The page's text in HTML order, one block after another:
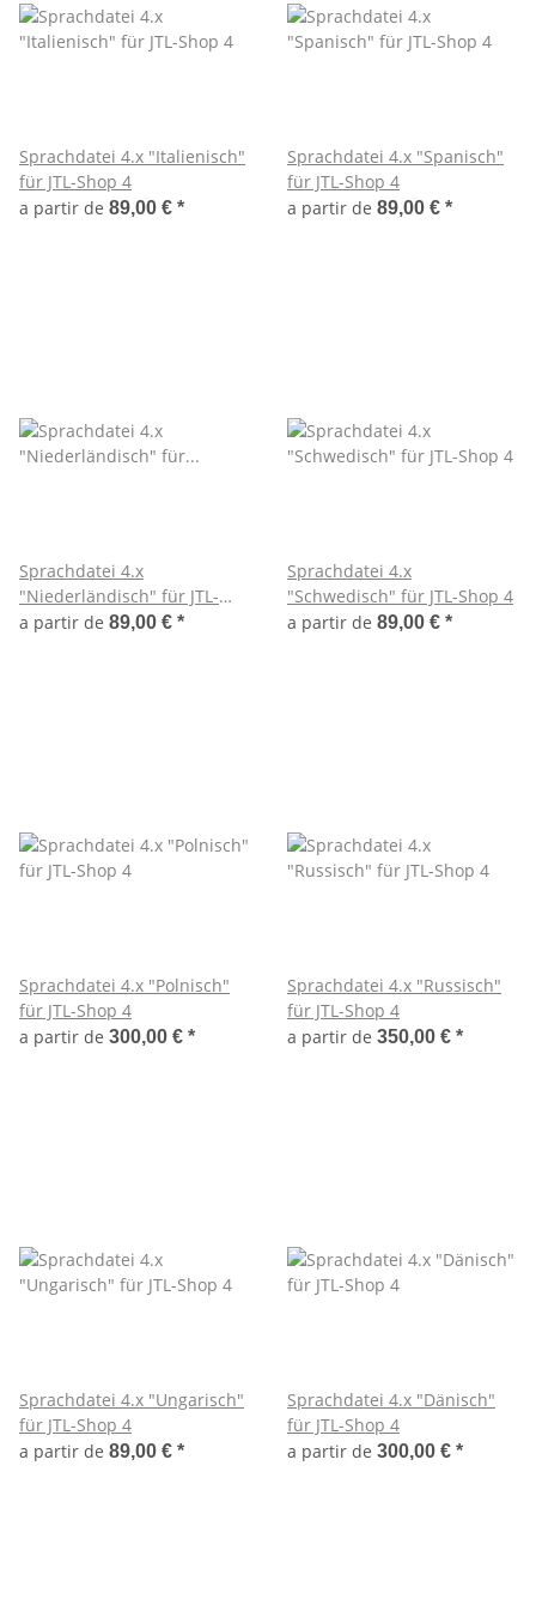
Sprachdatei 4.x "Italienisch"
für JTL-Shop 4
a partir de 89,00 € *
Sprachdatei 4.x "Spanisch"
für JTL-Shop 4
a partir de 89,00 € *
Sprachdatei 4.x
"Niederländisch" für JTL-
Shop 4
a partir de 89,00 € *
Sprachdatei 4.x
"Schwedisch" für JTL-Shop 4
a partir de 89,00 € *
Sprachdatei 4.x "Polnisch"
für JTL-Shop 4
a partir de 300,00 € *
Sprachdatei 4.x "Russisch"
für JTL-Shop 4
a partir de 350,00 € *
Sprachdatei 4.x "Ungarisch"
für JTL-Shop 4
a partir de 89,00 € *
Sprachdatei 4.x "Dänisch"
für JTL-Shop 4
a partir de 300,00 € *